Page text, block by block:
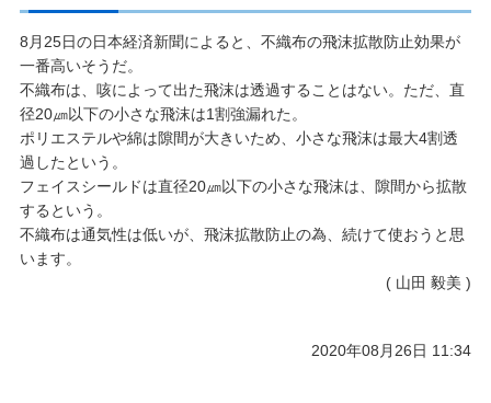
8月25日の日本経済新聞によると、不織布の飛沫拡散防止効果が
一番高いそうだ。
不織布は、咳によって出た飛沫は透過することはない。ただ、直
径20㎛以下の小さな飛沫は1割強漏れた。
ポリエステルや綿は隙間が大きいため、小さな飛沫は最大4割透
過したという。
フェイスシールドは直径20㎛以下の小さな飛沫は、隙間から拡散
するという。
不織布は通気性は低いが、飛沫拡散防止の為、続けて使おうと思
います。
( 山田 毅美 )
2020年08月26日 11:34